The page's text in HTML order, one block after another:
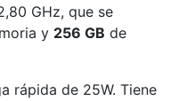
GHz, que se
y 256 GB de
rápida de 25W. Tiene